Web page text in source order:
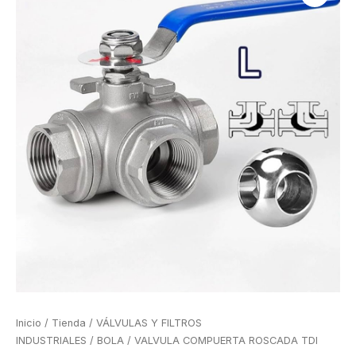
Inicio / Tienda / VÁLVULAS Y FILTROS
INDUSTRIALES / BOLA / VALVULA COMPUERTA ROSCADA TDI